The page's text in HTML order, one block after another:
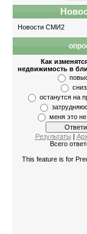
Новости СМИ2
Как
недвижимость в
останутся на
меня это
Результаты |
Всего
This feature is for